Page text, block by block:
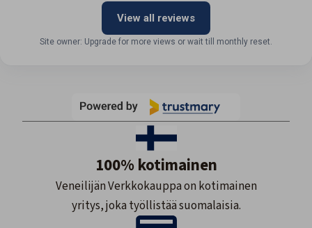
View all reviews
Site owner: Upgrade for more views or wait till monthly reset.
100% kotimainen
Veneilijän Verkkokauppa on kotimainen
yritys, joka työllistää suomalaisia.